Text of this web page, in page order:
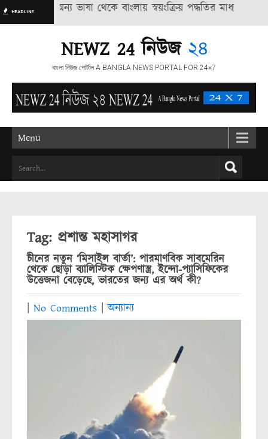
HEADLINEঅন্য ভাষা থেকে বাংলায় স্বয়ংক্রিয় পদ্ধতির মাধ্যমে অনুদিত,
NEWZ 24 নিউজ ২৪
বাংলা নিউজ পোর্টাল A BANGLA NEWS PORTAL FOR 24×7
Menu
Tag: প্রশান্ত মহাসাগর
চীনের নতুন ‘মিসাইল বার্তা’: পারমাণবিক সাবমেরিন
থেকে ছোড়া ব্যালিস্টিক ক্ষেপণাস্ত্র, ইন্দো-প্যাসিফিকের
উত্তেজনা বেড়েছে, ভারতের জন্য এর অর্থ কী?
No Comments |অন্যান্য